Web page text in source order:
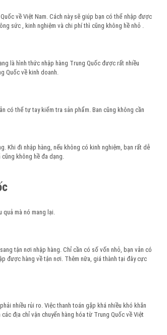
về Việt Nam. Cách này sẽ giúp bạn có thể nhập được
sức , kinh nghiệm và chi phí thì cũng không hề nhỏ .
là hình thức nhập hàng Trung Quốc được rất nhiều
Quốc về kinh doanh.
có thể tự tay kiểm tra sản phẩm. Ban cũng không cần
Khi đi nhập hàng, nếu không có kinh nghiệm, bạn rất dễ
không hề đa dạng.
quả mà nó mang lại.
tận nơi nhập hàng. Chỉ cần có số vốn nhỏ, bạn vẫn có
được hàng về tận nơi. Thêm nữa, giá thành tại đây cực
nhiều rủi ro. Việc thanh toán gặp khá nhiều khó khăn
địa chỉ vận chuyển hàng hóa từ Trung Quốc về Việt